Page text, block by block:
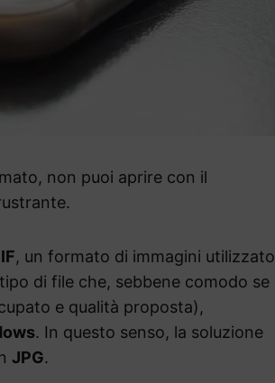
non puoi aprire con il
, un formato di immagini utilizzato
di file che, sebbene comodo se
e qualità proposta),
. In questo senso, la soluzione
JPG.